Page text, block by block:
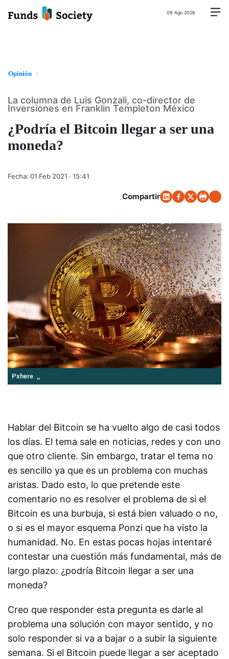
09 Ago 2026
Opinión
¿Podría el Bitcoin llegar a ser una
moneda?
La columna de Luis Gonzali, co-director de
Inversiones en Franklin Templeton México
Fecha: 01 Feb 2021 · 15:41
Compartir
Pxhere. ,,
Hablar del Bitcoin se ha vuelto algo de casi todos
los días. El tema sale en noticias, redes y con uno
que otro cliente. Sin embargo, tratar el tema no
es sencillo ya que es un problema con muchas
aristas. Dado esto, lo que pretende este
comentario no es resolver el problema de si el
Bitcoin es una burbuja, si está bien valuado o no,
o si es el mayor esquema Ponzi que ha visto la
humanidad. No. En estas pocas hojas intentaré
contestar una cuestión más fundamental, más de
largo plazo: ¿podría Bitcoin llegar a ser una
moneda?
Creo que responder esta pregunta es darle al
problema una solución con mayor sentido, y no
solo responder si va a bajar o a subir la siguiente
semana. Si el Bitcoin puede llegar a ser aceptado